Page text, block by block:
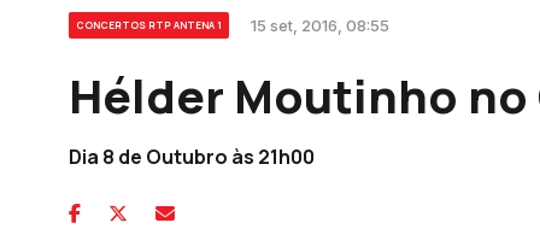
CONCERTOS RTP ANTENA 1 15 set, 2016, 08:55
Hélder Moutinho no
Dia 8 de Outubro às 21h00